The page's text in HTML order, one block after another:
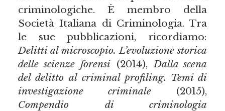
criminologiche. È membro della
Società Italiana di Criminologia. Tra
le sue pubblicazioni, ricordiamo:
Delitti al microscopio. L’evoluzione storica
delle scienze forensi (2014),Dalla scena
del delitto al criminal profiling. Temi di
investigazione criminale (2015),
Compendio di criminologia